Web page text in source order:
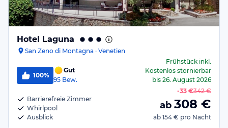
Hotel Laguna
San Zeno di Montagna · Venetien
100%
Gut
95 Bew.
Barrierefreie Zimmer
Whirlpool
Ausblick
Frühstückinkl.
Kostenlos stornierbar
bis 26. August 2026
-33 €342 €
ab 308 €
ab 154 € pro Nacht